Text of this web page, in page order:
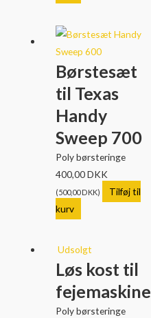
Børstesæt
til Texas
Handy
Sweep 700
Poly børsteringe
400,00DKK
(500,00DKK)
Tilføj til
kurv
Udsolgt
Løs kost til
fejemaskine
Poly børsteringe